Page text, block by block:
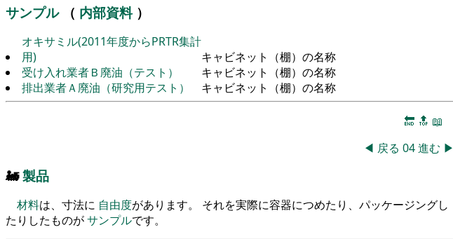
サンプル （ 内部資料 ）
オキサミル(2011年度からPRTR集計
用)
キャビネット（棚）の名称
受け入れ業者Ｂ廃油（テスト）
キャビネット（棚）の名称
排出業者Ａ廃油（研究用テスト）
キャビネット（棚）の名称
🔚 🔝 📖
◀ 戻る 04進む ▶
🚂製品
材料は、寸法に 自由度があります。 それを実際に容器につめたり、パッケージングし
たりしたものがサンプルです。